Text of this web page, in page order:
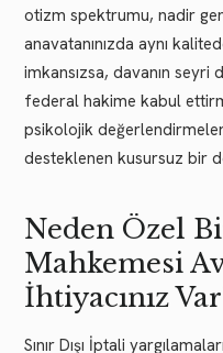
otizm spektrumu, nadir
anavatanınızda aynı
imkansızsa, davanın seyri
federal hakime kabul
psikolojik
desteklenen kusursuz bir
Neden Özel
Mahkemesi
İhtiyacınız
Sınır Dışı İptali